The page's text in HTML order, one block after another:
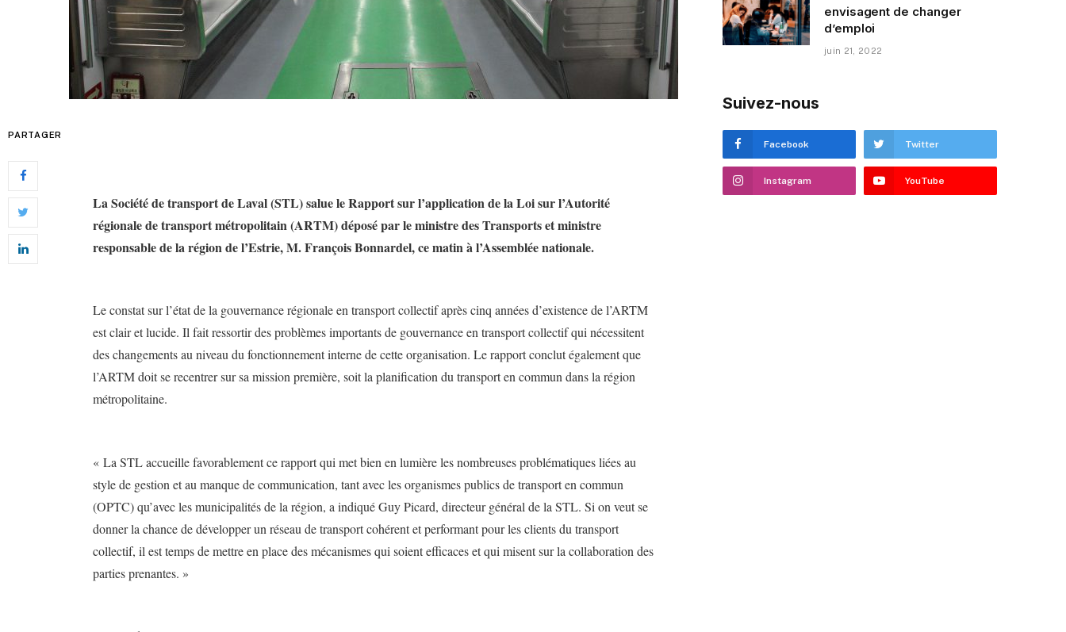
PARTAGER
La Société de transport de Laval (STL) salue le Rapport sur l’application de la Loi sur l’Autorité
régionale de transport métropolitain (ARTM) déposé par le ministre des Transports et ministre
responsable de la région de l’Estrie, M. François Bonnardel, ce matin à l’Assemblée nationale.
Le constat sur l’état de la gouvernance régionale en transport collectif après cinq années d’existence de l’ARTM
est clair et lucide. Il fait ressortir des problèmes importants de gouvernance en transport collectif qui nécessitent
des changements au niveau du fonctionnement interne de cette organisation. Le rapport conclut également que
l’ARTM doit se recentrer sur sa mission première, soit la planification du transport en commun dans la région
métropolitaine.
« La STL accueille favorablement ce rapport qui met bien en lumière les nombreuses problématiques liées au
style de gestion et au manque de communication, tant avec les organismes publics de transport en commun
(OPTC) qu’avec les municipalités de la région, a indiqué Guy Picard, directeur général de la STL. Si on veut se
donner la chance de développer un réseau de transport cohérent et performant pour les clients du transport
collectif, il est temps de mettre en place des mécanismes qui soient efficaces et qui misent sur la collaboration des
parties prenantes. »
envisagent de changer
d’emploi
juin 21, 2022
Suivez-nous
Facebook Twitter
Instagram YouTube